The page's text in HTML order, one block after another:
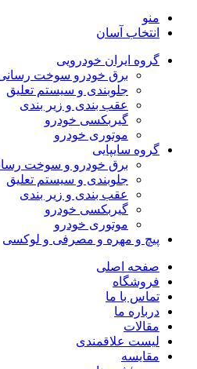
منو
انتخاب آسان
گروه ایران خودرویی
برق خودرو سوخت
جلوبندی و سیستم تعلیق
عقب بندی و زیر بندی
گیربکسی خودرو
موتوری خودرو
گروه سایپایی
برق خودرو و سوخت
جلوبندی و سیستم تعلیق
عقب بندی و زیر بندی
گیربکسی خودرو
موتوری خودرو
پیچ و مهره و مصرفی و لوکسی
صفحه اصلی
فروشگاه
تماس با ما
درباره ما
مقالات
لیست علاقمندی
مقایسه